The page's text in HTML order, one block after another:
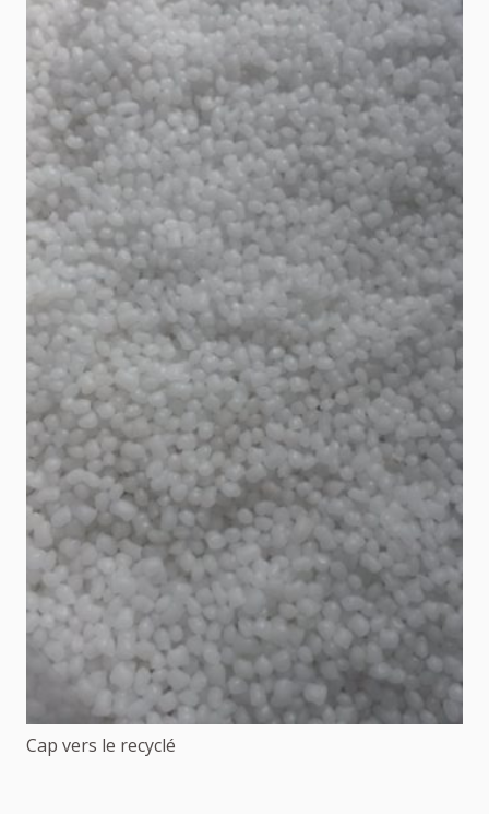
Cap vers le recyclé